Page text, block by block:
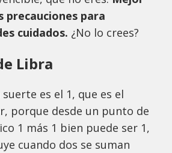
precauciones para
cuidados. ¿No lo crees?
Libra
es el 1, que es el
porque desde un punto de
1 más 1 bien puede ser 1,
cuando dos se suman